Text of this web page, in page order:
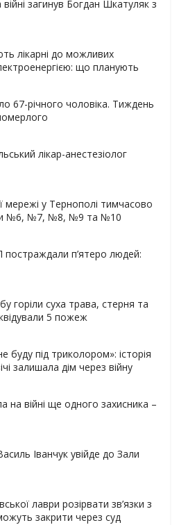
загинув Богдан Шкатуляк з
лікарні до можливих
що планують
67-річного чоловіка. Тиждень
лікар-анестезіолог
мережі у Тернополі тимчасово
№6, №7, №8, №9 та №10
постраждали п’ятеро людей:
горіли суха трава, стерня та
5 пожеж
буду під триколором»: історія
залишала дім через війну
на війні ще одного захисника –
Іванчук увійде до Зали
лаври розірвати зв’язки з
закрити через суд